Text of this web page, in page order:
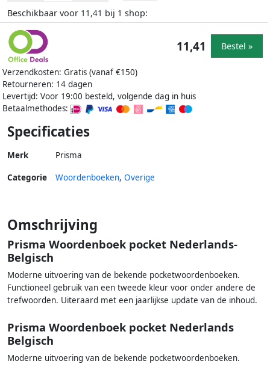
Beschikbaar voor 11,41 bij 1 shop:
Verzendkosten: Gratis (vanaf €150)
Retourneren: 14 dagen
Levertijd: Voor 19:00 besteld, volgende dag in huis
Betaalmethodes:
11,41 Bestel »
Specificaties
Merk Prisma
Categorie Woordenboeken, Overige
Omschrijving
Prisma Woordenboek pocket Nederlands-
Belgisch
Moderne uitvoering van de bekende pocketwoordenboeken.
Functioneel gebruik van een tweede kleur voor onder andere de
trefwoorden. Uiteraard met een jaarlijkse update van de inhoud.
Prisma Woordenboek pocket Nederlands
Belgisch
Moderne uitvoering van de bekende pocketwoordenboeken.